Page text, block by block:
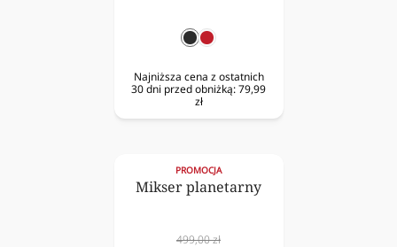
czarnyczerwony
Najniższa cena z ostatnich
30 dni przed obniżką:79,99
zł
PROMOCJA
Mikser planetarny
Cena
499,00 zł